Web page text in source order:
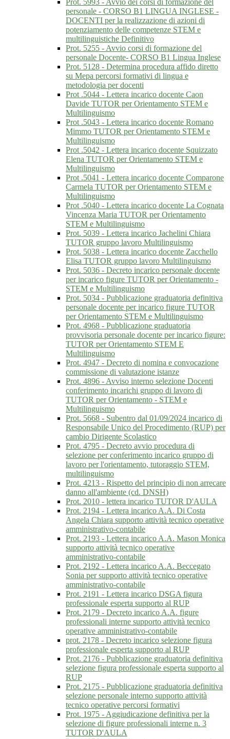
Prot. 5993 - Avvio dei corsi di formazione del
personale - CORSO B1 LINGUA INGLESE -
DOCENTI per la realizzazione di azioni di
potenziamento delle competenze STEM e
multilinguistiche Definitivo
Prot. 5255 - Avvio corsi di formazione del
personale Docente- CORSO B1 Lingua Inglese
Prot. 5128 - Determina procedura affido diretto
su Mepa percorsi formativi di lingua e
metodologia per docenti
Prot .5044 - Lettera incarico docente Caon
Davide TUTOR per Orientamento STEM e
Multilinguismo
Prot .5043 - Lettera incarico docente Romano
Mimmo TUTOR per Orientamento STEM e
Multilinguismo
Prot .5042 - Lettera incarico docente Squizzato
Elena TUTOR per Orientamento STEM e
Multilinguismo
Prot .5041 - Lettera incarico docente Comparone
Carmela TUTOR per Orientamento STEM e
Multilinguismo
Prot .5040 - Lettera incarico docente La Cognata
Vincenza Maria TUTOR per Orientamento
STEM e Multilinguismo
Prot. 5039 - Lettera incarico Jachelini Chiara
TUTOR gruppo lavoro Multilinguismo
Prot. 5038 - Lettera incarico docente Zacchello
Elisa TUTOR gruppo lavoro Multilinguismo
Prot. 5036 - Decreto incarico personale docente
per incarico figure TUTOR per Orientamento -
STEM e Multilinguismo
Prot. 5034 - Pubblicazione graduatoria definitiva
personale docente per incarico figure TUTOR
per Orientamento STEM e Multilinguismo
Prot. 4968 - Pubblicazione graduatoria
provvisoria personale docente per incarico figure:
TUTOR per Orientamento STEM E
Multilinguismo
Prot. 4947 - Decreto di nomina e convocazione
commissione di valutazione istanze
Prot. 4896 - Avviso interno selezione Docenti
conferimento incarichi gruppo di lavoro di
TUTOR per Orientamento - STEM e
Multilinguismo
Prot. 5668 - Subentro dal 01/09/2024 incarico di
Responsabile Unico del Procedimento (RUP) per
cambio Dirigente Scolastico
Prot. 4795 - Decreto avvio procedura di
selezione per conferimento incarico gruppo di
lavoro per l'orientamento, tutoraggio STEM,
multilinguismo
Prot. 4213 - Rispetto del principio di non arrecare
danno all'ambiente (cd. DNSH)
Prot. 2010 - lettera incarico TUTOR D'AULA
Prot. 2194 - Lettera incarico A.A. Di Costa
Angela Chiara supporto attività tecnico operative
amministrativo-contabile
Prot. 2193 - Lettera incarico A.A. Mason Monica
supporto attività tecnico operative
amministrativo-contabile
Prot. 2192 - Lettera incarico A.A. Beccegato
Sonia per supporto attività tecnico operative
amministrativo-contabile
Prot. 2191 - Lettera incarico DSGA figura
professionale esperta supporto al RUP
Prot. 2179 - Decreto incarico A.A. figure
professionali interne supporto attività tecnico
operative amministrativo-contabile
prot. 2178 - Decreto incarico selezione figura
professionale esperta supporto al RUP
Prot. 2176 - Pubblicazione graduatoria definitiva
selezione figura professionale esperta supporto al
RUP
Prot. 2175 - Pubblicazione graduatoria definitiva
selezione personale interno supporto attività
tecnico operative percorsi formativi
Prot. 1975 - Aggiudicazione definitiva per la
selezione di figure professionali interne n. 3
TUTOR D'AULA